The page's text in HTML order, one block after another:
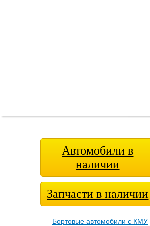
Автомобили в
наличии
Запчасти в наличии
Бортовые автомобили с КМУ